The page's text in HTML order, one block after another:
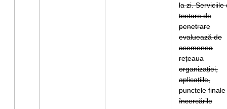
la zi. Serviciile
testare de
penetrare
evaluează de
asemenea
rețeaua
organizației,
aplicațiile,
punctele finale
încercările